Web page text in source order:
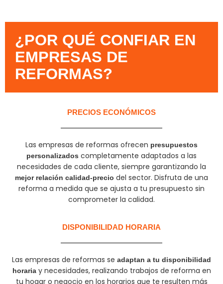
¿POR QUÉ CONFIAR EN
EMPRESAS DE
REFORMAS?​
PRECIOS ECONÓMICOS
Las empresas de reformas ofrecen presupuestos
personalizados completamente adaptados a las
necesidades de cada cliente, siempre garantizando la
mejor relación calidad-precio del sector. Disfruta de una
reforma a medida que se ajusta a tu presupuesto sin
comprometer la calidad.
DISPONIBILIDAD HORARIA
Las empresas de reformas se adaptan a tu disponibilidad
horariay necesidades, realizando trabajos de reforma en
tu hogar o negocio en los horarios que te resulten más